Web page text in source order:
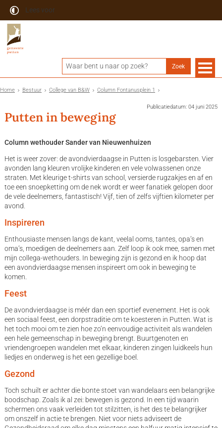
Lees voor
Home Bestuur College van B&W Column Fontanusplein 1
Putten in beweging
Column wethouder Sander van Nieuwenhuizen
Het is weer zover: de avondvierdaagse in Putten is losgebarsten. Vier
avonden lang kleuren vrolijke kinderen en vele volwassenen onze
straten. Met kleurige t-shirts van school, versierde rugzakjes en af en
toe een snoepketting om de nek wordt er weer fanatiek gelopen door
de vele deelnemers, fantastisch! Vijf, tien of zelfs vijftien kilometer per
avond.
Inspireren
Enthousiaste mensen langs de kant, veelal ooms, tantes, opa’s en
oma’s, moedigen de deelnemers aan. Zelf loop ik ook mee, samen met
mijn collega-wethouders. In beweging zijn is gezond en ik hoop dat
een avondvierdaagse mensen inspireert om ook in beweging te
komen.
Feest
De avondvierdaagse is méér dan een sportief evenement. Het is ook
een sociaal feest, een dorpstraditie om te koesteren in Putten. Wat is
het toch mooi om te zien hoe zo’n eenvoudige activiteit als wandelen
een hele gemeenschap in beweging brengt. Buurtgenoten en
vriendengroepen wandelen met elkaar, kinderen zingen luidkeels hun
liedjes en onderweg is het een gezellige boel.
Gezond
Toch schuilt er achter die bonte stoet van wandelaars een belangrijke
boodschap. Zoals ik al zei: bewegen is gezond. In een tijd waarin
schermen ons vaak verleiden tot stilzitten, is het des te belangrijker
om onszelf in actie te brengen. Niet voor niets adviseert de
Publicatiedatum: 04 juni 2025